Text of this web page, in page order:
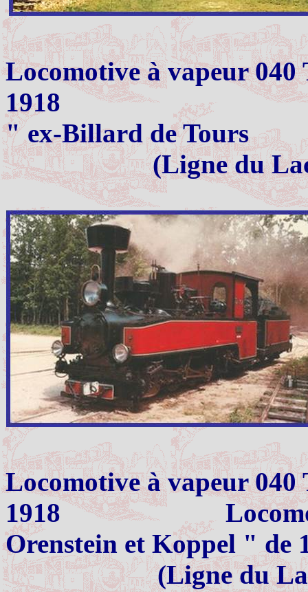
Locomotive à vapeur 040
1918
" ex-Billard de Tours
(Ligne du
Locomotive à vapeur 040
1918
Orenstein et Koppel " de
(Ligne du